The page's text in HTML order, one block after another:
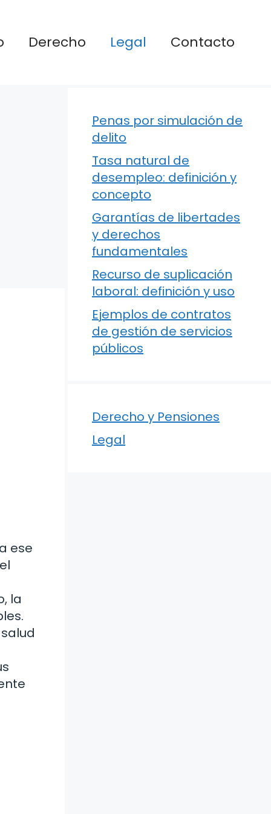
Derecho Legal Contacto
ese
la
Penas por simulación de
delito
Tasa natural de
desempleo: definición y
concepto
Garantías de libertades
y derechos
fundamentales
Recurso de suplicación
laboral: definición y uso
Ejemplos de contratos
de gestión de servicios
públicos
Derecho y Pensiones
Legal